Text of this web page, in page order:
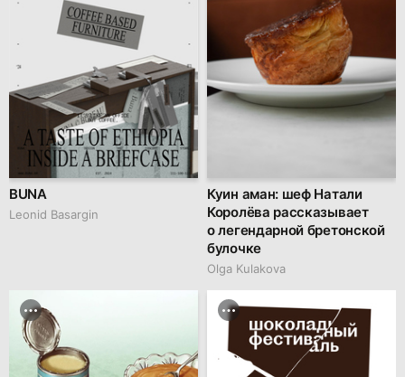
BUNA
Leonid Basargin
Куин аман: шеф Натали
Королёва рассказывает
о легендарной бретонской
булочке
Olga Kulakova